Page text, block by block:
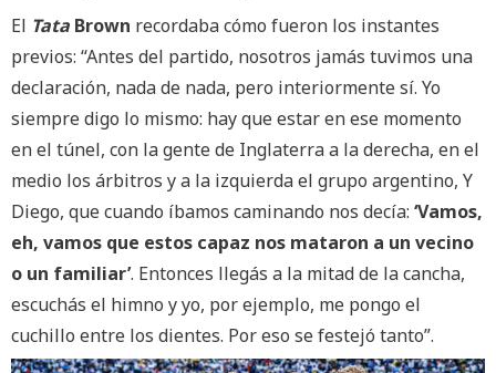
El Tata Brown recordaba cómo fueron los instantes
previos: “Antes del partido, nosotros jamás tuvimos una
declaración, nada de nada, pero interiormente sí. Yo
siempre digo lo mismo: hay que estar en ese momento
en el túnel, con la gente de Inglaterra a la derecha, en el
medio los árbitros y a la izquierda el grupo argentino, Y
Diego, que cuando íbamos caminando nos decía: ‘Vamos,
eh, vamos que estos capaz nos mataron a un vecino
o un familiar’. Entonces llegás a la mitad de la cancha,
escuchás el himno y yo, por ejemplo, me pongo el
cuchillo entre los dientes. Por eso se festejó tanto”.